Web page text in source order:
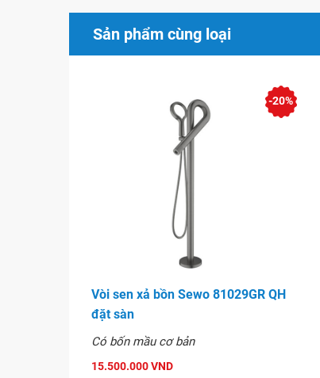
Sản phẩm cùng loại
Vòi sen xả bồn Sewo 81029GR QH
đặt sàn
Có bốn mầu cơ bản
15.500.000 VND
-20%